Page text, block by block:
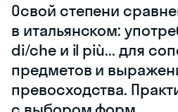
Освой степени
в итальянском:
di/che и il più... для
предметов и
превосходства.